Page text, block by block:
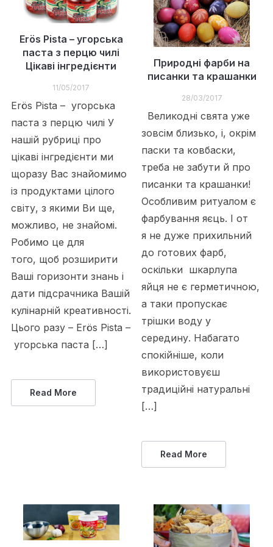
Erös Pista – угорська
паста з перцю чилі
Цікаві інгредієнти
11/05/2017
Erös Pista – угорська
паста з перцю чилі У
нашій рубриці про
цікаві інгредієнти ми
щоразу Вас знайомимо
із продуктами цілого
світу, з якими Ви ще,
можливо, не знайомі.
Робимо це для
того, щоб розширити
Ваші горизонти знань і
дати підсрачника Вашій
кулінарній креативності.
Цього разу – Erös Pista –
угорська паста […]
Read More
Природні фарби на
писанки та крашанки
28/03/2017
Великодні свята уже
зовсім близько, і, окрім
паски та ковбаски,
треба не забути й про
писанки та крашанки!
Особливим ритуалом є
фарбування яєць. І от
я не дуже прихильний
до готових фарб,
оскільки шкарлупа
яйця не є герметичною,
а таки пропускає
трішки воду у
середину. Набагато
спокійніше, коли
використовуєш
традиційні натуральні
[…]
Read More